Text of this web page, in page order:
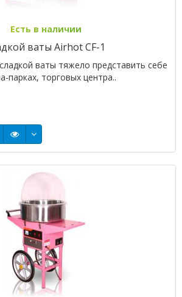
Есть в наличии
ваты Airhot CF-1
ваты тяжело представить себе
парках, торговых центра..